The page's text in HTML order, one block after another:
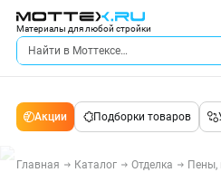
Материалы для любой стройки
Акции Подборки товаров
Главная Каталог Отделка Пены,